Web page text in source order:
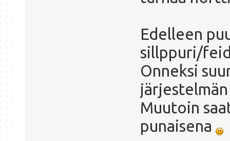
Edelleen
sillppuri/
Onneksi
Muutoin
punaisena